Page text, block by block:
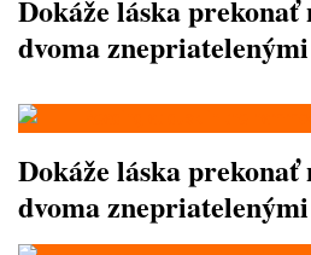
Dokáže láska prekonať
dvoma
Dokáže láska prekonať
dvoma